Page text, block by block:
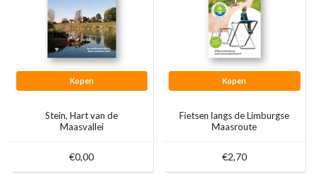
Kopen
Stein, Hart van de
Maasvallei
€0,00
Kopen
Fietsen langs de Limburgse
Maasroute
€2,70